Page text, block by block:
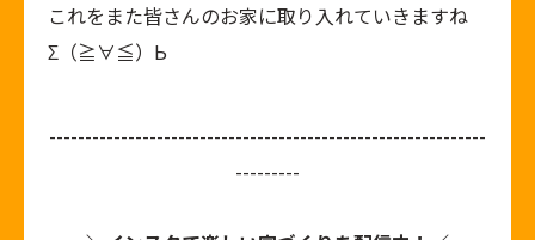
これをまた皆さんのお家に取り入れていきますね
Σ（≧∀≦）Ь
-------------------------------------------------------------
---------